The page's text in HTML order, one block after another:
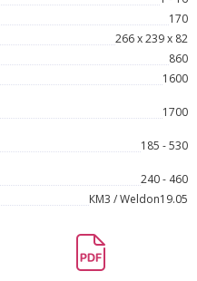
170
266 x 239 x 82
860
1600
1700
185 - 530
240 - 460
КМ3 / Weldon19.05